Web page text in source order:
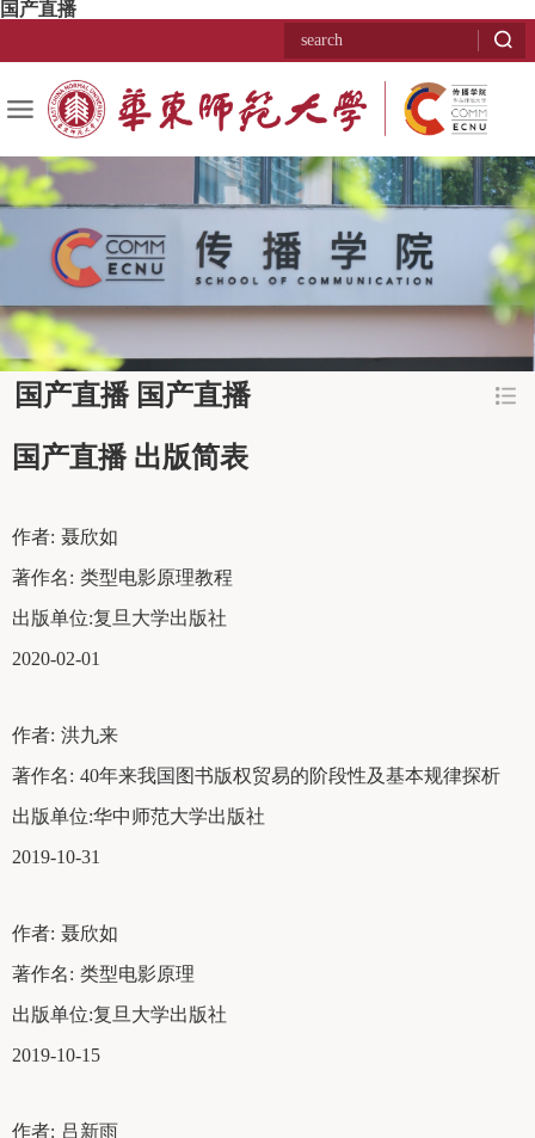
国产直播
国产直播 国产直播
国产直播 出版简表
作者: 聂欣如
著作名: 类型电影原理教程
出版单位:复旦大学出版社
2020-02-01
作者: 洪九来
著作名: 40年来我国图书版权贸易的阶段性及基本规律探析
出版单位:华中师范大学出版社
2019-10-31
作者: 聂欣如
著作名: 类型电影原理
出版单位:复旦大学出版社
2019-10-15
作者: 吕新雨